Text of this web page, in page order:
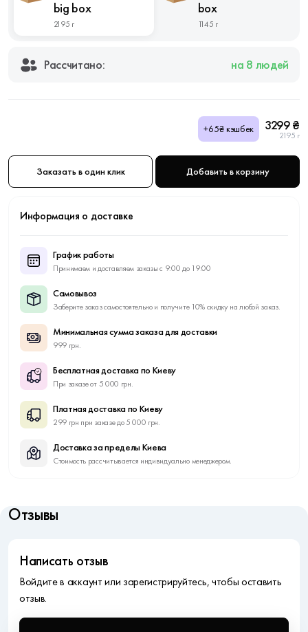
big box
2195 г
box
1145 г
Рассчитано: на 8 людей
+65₴ кэшбек 3299 ₴
2195 г
Заказать в один клик Добавить в корзину
Информация о доставке
График работы
Принимаем и доставляем заказы с 9:00 до 19:00
Самовывоз
Заберите заказ самостоятельно и получите 10% скидку на любой заказ.
Минимальная сумма заказа для доставки
999 грн.
Бесплатная доставка по Киеву
При заказе от 5 000 грн.
Платная доставка по Киеву
299 грн при заказе до 5 000 грн.
Доставка за пределы Киева
Стоимость рассчитывается индивидуально менеджером.
Отзывы
Написать отзыв
Войдите в аккаунт или зарегистрируйтесь, чтобы оставить
отзыв.